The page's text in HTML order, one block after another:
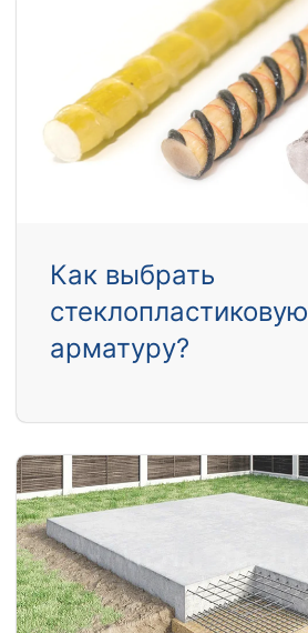
Как выбрать
стеклопластиковую
арматуру?